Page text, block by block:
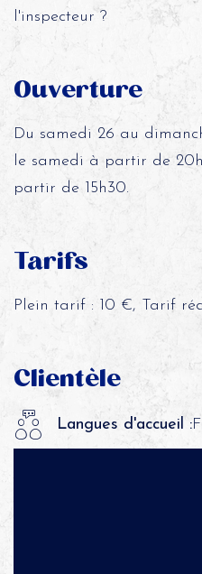
l'inspecteur ?
Ouverture
Du samedi 26 au
le samedi à partir de
partir de 15h30.
Tarifs
Plein tarif : 10 €, Tarif
Clientèle
Langues d'accueil :